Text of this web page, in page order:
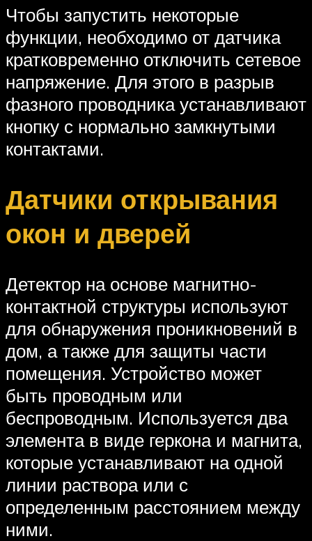
Чтобы запустить некоторые
функции, необходимо от датчика
кратковременно отключить сетевое
напряжение. Для этого в разрыв
фазного проводника устанавливают
кнопку с нормально замкнутыми
контактами.
Датчики открывания
окон и дверей
Детектор на основе магнитно-
контактной структуры используют
для обнаружения проникновений в
дом, а также для защиты части
помещения. Устройство может
быть проводным или
беспроводным. Используется два
элемента в виде геркона и магнита,
которые устанавливают на одной
линии раствора или с
определенным расстоянием между
ними.